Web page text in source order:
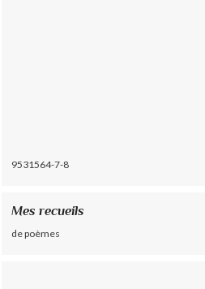
9531564-7-8
Mes recueils
de poèmes